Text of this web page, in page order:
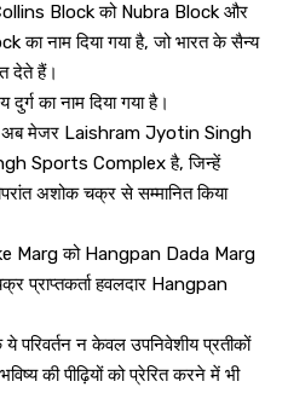
Block को Nubra Block और
नाम दिया गया है, जो भारत के सैन्य
देते हैं।
का नाम दिया गया है।
अब मेजर Laishram Jyotin Singh
Sports Complex है, जिन्हें
अशोक चक्र से सम्मानित किया
Marg को Hangpan Dada Marg
प्राप्तकर्ता हवलदार Hangpan
परिवर्तन न केवल उपनिवेशीय प्रतीकों
की पीढ़ियों को प्रेरित करने में भी